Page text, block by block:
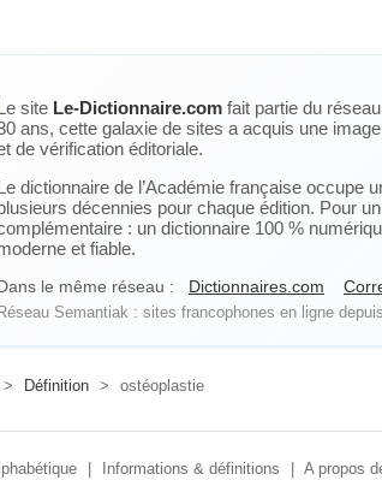
site Le-Dictionnaire.com fait partie du réseau
ans, cette galaxie de sites a acquis une
de vérification éditoriale.
dictionnaire de l’Académie française occupe
décennies pour chaque édition. Pour
: un dictionnaire 100 %
et fiable.
le même réseau : Dictionnaires.com
Réseau Semantiak : sites francophones en ligne
> Définition > ostéoplastie
Informations & définitions A propos